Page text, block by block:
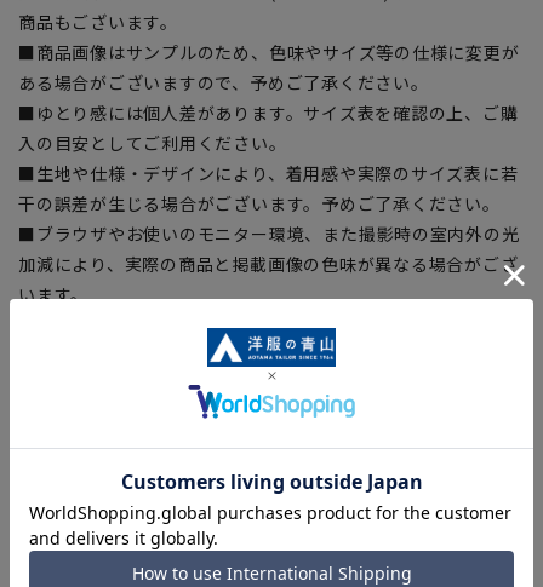
商品もございます。
■商品画像はサンプルのため、色味やサイズ等の仕様に変更が
ある場合がございますので、予めご了承ください。
■ゆとり感には個人差があります。サイズ表を確認の上、ご購
入の目安としてご利用ください。
■生地や仕様・デザインにより、着用感や実際のサイズ表に若
干の誤差が生じる場合がございます。予めご了承ください。
■ブラウザやお使いのモニター環境、また撮影時の室内外の光
加減により、実際の商品と掲載画像の色味が異なる場合がござ
います。
■店舗や各モールサイトと商品在庫を共有しております関係
上、ご注文いただいたタイミングにより欠品が発生し、ご注文
を完了できない場合がございます。予めご了承ください。
■お急ぎ発送のご注文につきましても、ご注文のタイミングに
よってはお急ぎ発送サービスを選択できない場合がございま